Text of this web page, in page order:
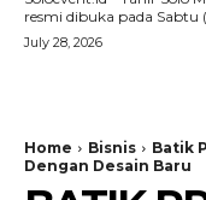
resmi dibuka pada Sabtu
July 28, 2026